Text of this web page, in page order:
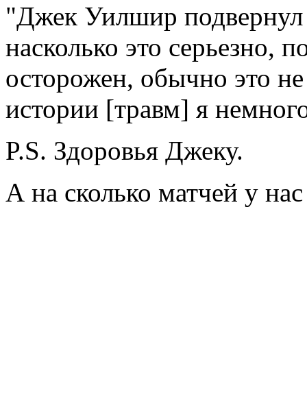
"Джек Уилшир подвернул
насколько это серьезно,
осторожен, обычно это не
истории [травм] я
P.S. Здоровья Джеку.
А на сколько матчей у